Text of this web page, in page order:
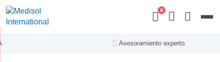
Asesoramiento experto